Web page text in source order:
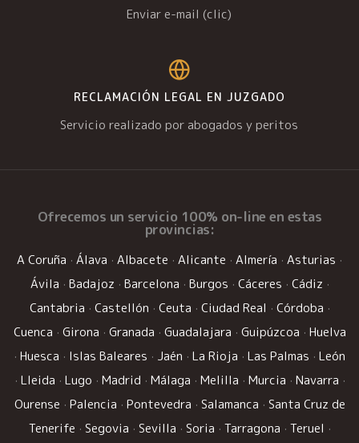
Enviar e-mail (clic)
RECLAMACIÓN LEGAL EN JUZGADO
Servicio realizado por abogados y peritos
Ofrecemos un servicio 100% on-line en estas
provincias:
A Coruña · Álava · Albacete · Alicante · Almería · Asturias ·
Ávila · Badajoz · Barcelona · Burgos · Cáceres · Cádiz ·
Cantabria · Castellón · Ceuta · Ciudad Real · Córdoba ·
Cuenca · Girona · Granada · Guadalajara · Guipúzcoa · Huelva
· Huesca · Islas Baleares · Jaén · La Rioja · Las Palmas · León
· Lleida · Lugo · Madrid · Málaga · Melilla · Murcia · Navarra ·
Ourense · Palencia · Pontevedra · Salamanca · Santa Cruz de
Tenerife · Segovia · Sevilla · Soria · Tarragona · Teruel ·